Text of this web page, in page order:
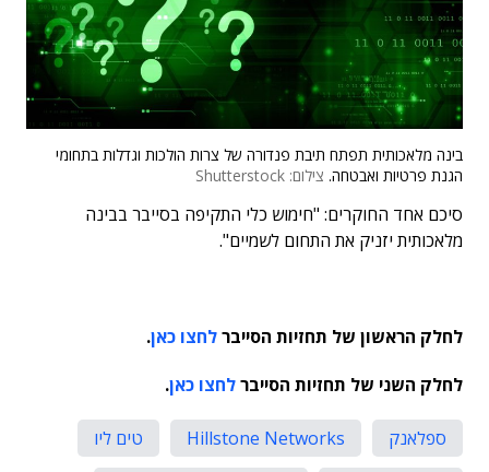
בינה מלאכותית תפתח תיבת פנדורה של צרות הולכות וגדלות בתחומי
הגנת פרטיות ואבטחה. צילום: Shutterstock
סיכם אחד החוקרים: "חימוש כלי התקיפה בסייבר בבינה
מלאכותית יזניק את התחום לשמיים".
לחלק הראשון של תחזיות הסייברלחצו כאן.
לחלק השני של תחזיות הסייברלחצו כאן.
ספלאנק Hillstone Networks
טים ליו